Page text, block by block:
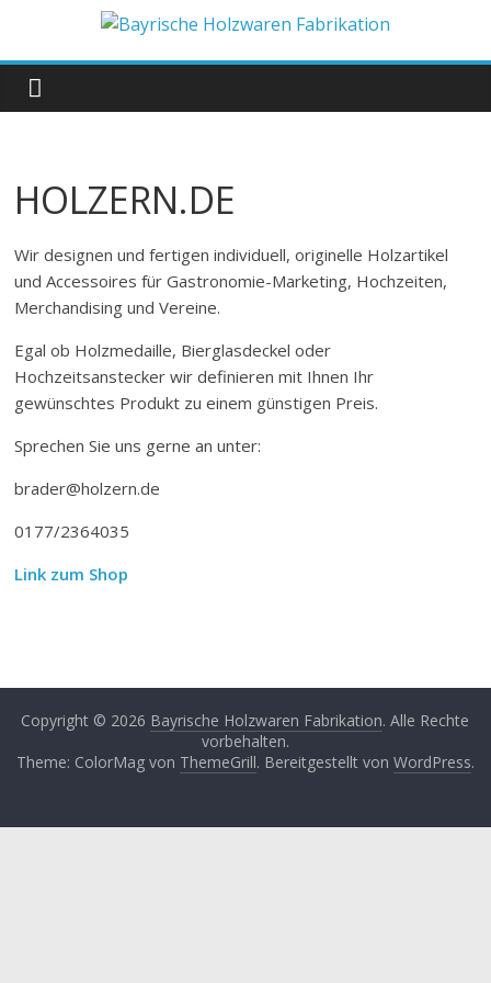
springen
Bayrische
Holzwaren
Fabrikation
HOLZERN.DE
Wir designen und fertigen individuell, originelle Holzartikel
und Accessoires für Gastronomie-Marketing, Hochzeiten,
Merchandising und Vereine.
Egal ob Holzmedaille, Bierglasdeckel oder
Hochzeitsanstecker wir definieren mit Ihnen Ihr
gewünschtes Produkt zu einem günstigen Preis.
Sprechen Sie uns gerne an unter:
brader@holzern.de
0177/2364035
Link zum Shop
Copyright © 2026 Bayrische Holzwaren Fabrikation. Alle Rechte
vorbehalten.
Theme: ColorMag von ThemeGrill. Bereitgestellt von WordPress.